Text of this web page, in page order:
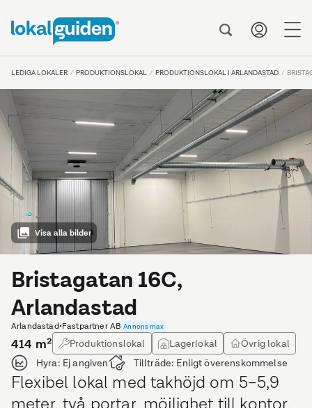
LEDIGA LOKALER PRODUKTIONSLOKAL PRODUKTIONSLOKAL I ARLANDASTAD
Visa alla bilder
Bristagatan 16C,
Arlandastad
Arlandastad•Fastpartner AB Annons max
414 m² Produktionslokal Lagerlokal
Övrig lokal
Hyra: Ej angiven Tillträde: Enligt överenskommelse
Flexibel lokal med takhöjd om 5–5,9
meter, två portar, möjlighet till kontor,